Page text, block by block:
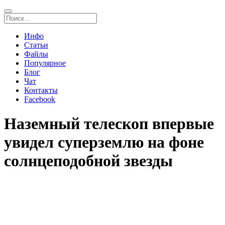
Инфо
Статьи
Файлы
Популярное
Блог
Чат
Контакты
Facebook
Наземный телескоп впервые
увидел суперземлю на фоне
солнцеподобной звезды